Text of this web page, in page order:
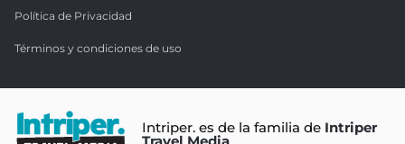
Política de Privacidad
Términos y condiciones de uso
Intriper. es de la familia de Intriper